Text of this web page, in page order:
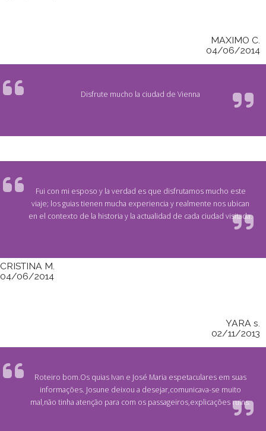
MAXIMO C.
04/06/2014
Disfrute mucho la ciudad de Vienna
Fui con mi esposo y la verdad es que disfrutamos mucho este
viaje; los guias tienen mucha experiencia y realmente nos ubican
en el contexto de la historia y la actualidad de cada ciudad visitada.
CRISTINA M.
04/06/2014
YARA s.
02/11/2013
Roteiro bom.Os quias Ivan e José Maria espetaculares em suas
informações. Josune deixou a desejar,comunicava-se muito
mal,não tinha atenção para com os passageiros,explicações ruins.